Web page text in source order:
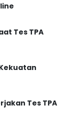
Tes TPA
Tes TPA